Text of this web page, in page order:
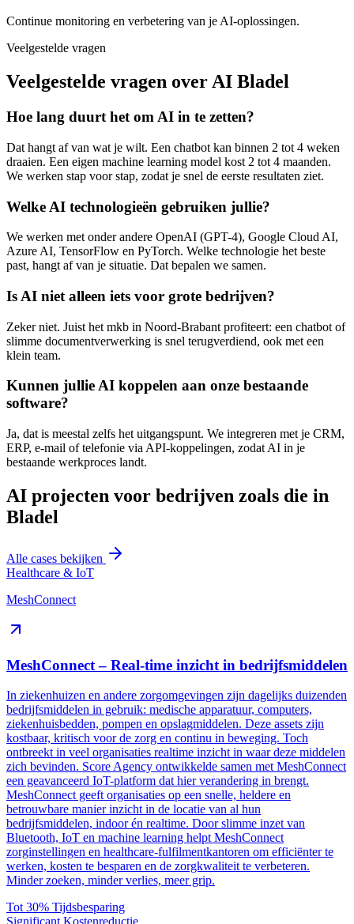
Continue monitoring en verbetering van je AI-oplossingen.
Veelgestelde vragen
Veelgestelde vragen over AI Bladel
Hoe lang duurt het om AI in te zetten?
Dat hangt af van wat je wilt. Een chatbot kan binnen 2 tot 4 weken
draaien. Een eigen machine learning model kost 2 tot 4 maanden.
We werken stap voor stap, zodat je snel de eerste resultaten ziet.
Welke AI technologieën gebruiken jullie?
We werken met onder andere OpenAI (GPT-4), Google Cloud AI,
Azure AI, TensorFlow en PyTorch. Welke technologie het beste
past, hangt af van je situatie. Dat bepalen we samen.
Is AI niet alleen iets voor grote bedrijven?
Zeker niet. Juist het mkb in Noord-Brabant profiteert: een chatbot of
slimme documentverwerking is snel terugverdiend, ook met een
klein team.
Kunnen jullie AI koppelen aan onze bestaande
software?
Ja, dat is meestal zelfs het uitgangspunt. We integreren met je CRM,
ERP, e-mail of telefonie via API-koppelingen, zodat AI in je
bestaande werkproces landt.
AI projecten voor bedrijven zoals die in
Bladel
Alle cases bekijken
Healthcare & IoT
MeshConnect
MeshConnect – Real-time inzicht in bedrijfsmiddelen
In ziekenhuizen en andere zorgomgevingen zijn dagelijks duizenden
bedrijfsmiddelen in gebruik: medische apparatuur, computers,
ziekenhuisbedden, pompen en opslagmiddelen. Deze assets zijn
kostbaar, kritisch voor de zorg en continu in beweging. Toch
ontbreekt in veel organisaties realtime inzicht in waar deze middelen
zich bevinden. Score Agency ontwikkelde samen met MeshConnect
een geavanceerd IoT-platform dat hier verandering in brengt.
MeshConnect geeft organisaties op een snelle, heldere en
betrouwbare manier inzicht in de locatie van al hun
bedrijfsmiddelen, indoor én realtime. Door slimme inzet van
Bluetooth, IoT en machine learning helpt MeshConnect
zorginstellingen en healthcare-fulfilmentkantoren om efficiënter te
werken, kosten te besparen en de zorgkwaliteit te verbeteren.
Minder zoeken, minder verlies, meer grip.
Tot 30% Tijdsbesparing